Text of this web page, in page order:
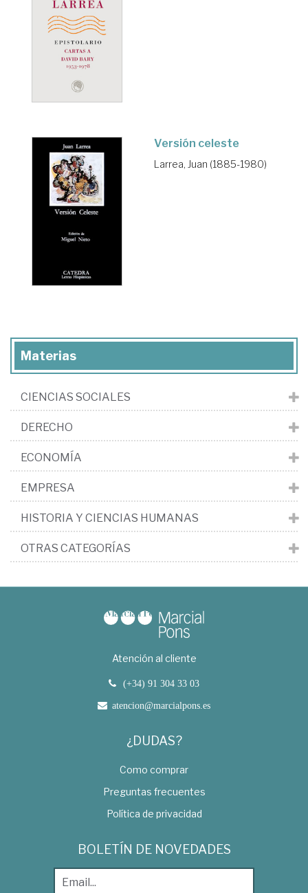
Versión celeste
Larrea, Juan (1885-1980)
Materias
CIENCIAS SOCIALES
DERECHO
ECONOMÍA
EMPRESA
HISTORIA Y CIENCIAS HUMANAS
OTRAS CATEGORÍAS
Atención al cliente
(+34) 91 304 33 03
atencion@marcialpons.es
¿DUDAS?
Como comprar
Preguntas frecuentes
Política de privacidad
BOLETÍN DE NOVEDADES